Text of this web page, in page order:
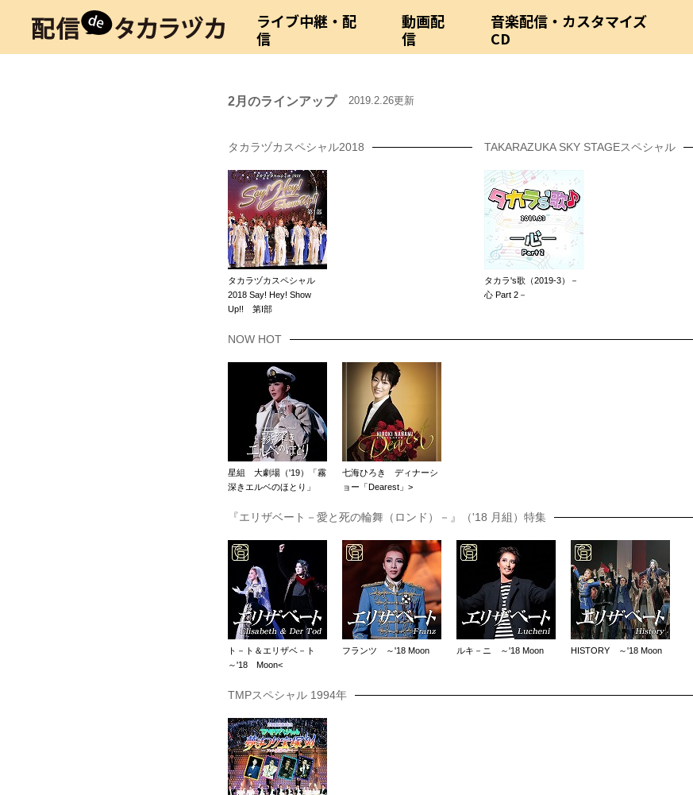
ライブ中継・配
信
動画配
信
音楽配信・カスタマイズ
CD
2月のラインアップ 2019.2.26更新
タカラヅカスペシャル2018
タカラヅカスペシャル
2018 Say! Hey! Show
Up!! 第I部
TAKARAZUKA SKY STAGEスペシャル
タカラ's歌（2019-3）－
心 Part 2－
NOW HOT
星組 大劇場（'19）「霧
深きエルベのほとり」
七海ひろき ディナーシ
ョー「Dearest」>
『エリザベート－愛と死の輪舞（ロンド）－』（'18 月組）特集
ト－ト＆エリザベ－ト
～'18 Moon<
フランツ ～'18 Moon ルキ－ニ ～'18 Moon HISTORY ～'18 Moon
TMPスペシャル 1994年